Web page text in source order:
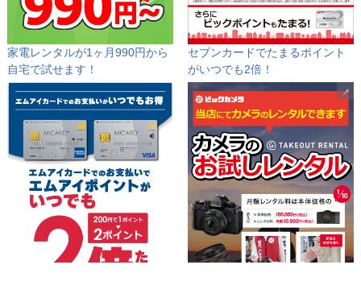
家電レンタルが1ヶ月990円から
自宅で試せます！
セブンカードでたまるポイント
がいつでも2倍！